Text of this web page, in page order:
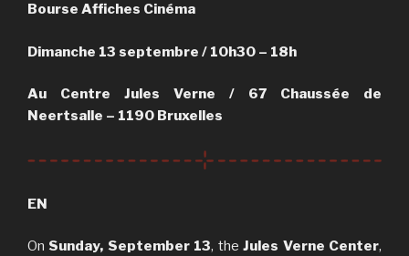
Bourse Affiches Cinéma
Dimanche 13 septembre / 10h30 – 18h
Au Centre Jules Verne / 67 Chaussée de
Neertsalle – 1190 Bruxelles
EN
On Sunday, September 13, theJules Verne Center,